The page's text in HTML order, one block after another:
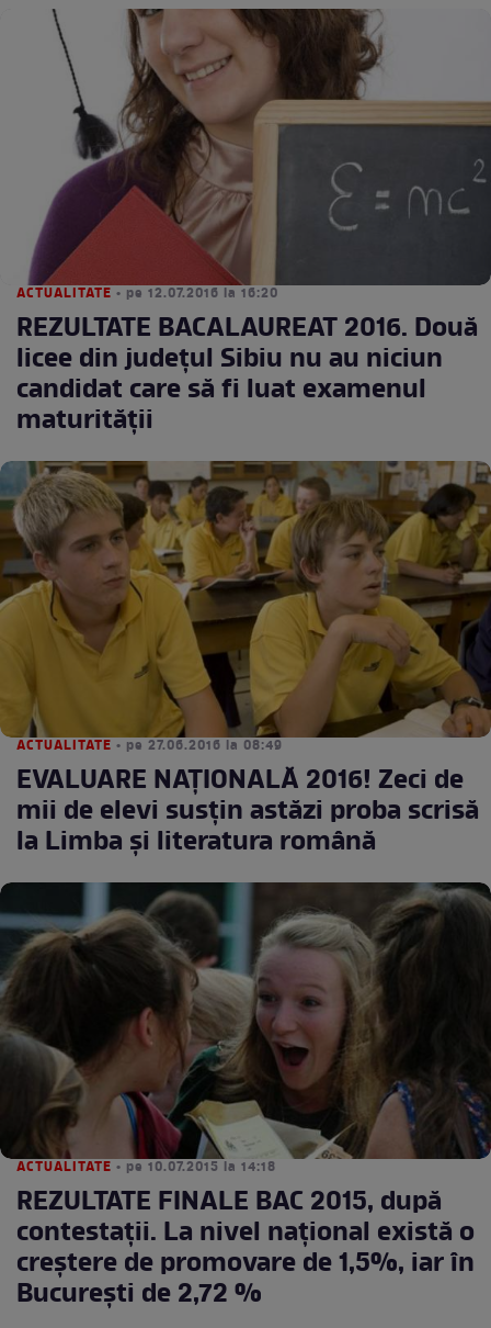
ACTUALITATE • pe 12.07.2016 la 16:20
REZULTATE BACALAUREAT 2016. Două
licee din judeţul Sibiu nu au niciun
candidat care să fi luat examenul
maturităţii
ACTUALITATE • pe 27.06.2016 la 08:49
EVALUARE NAŢIONALĂ 2016! Zeci de
mii de elevi susţin astăzi proba scrisă
la Limba şi literatura română
ACTUALITATE • pe 10.07.2015 la 14:18
REZULTATE FINALE BAC 2015, după
contestaţii. La nivel naţional există o
creştere de promovare de 1,5%, iar în
Bucureşti de 2,72 %